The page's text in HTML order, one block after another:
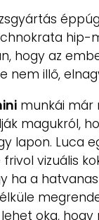
hip-
hogy az
nem illő,
munkái már
magukról,
lapon. Luca
vizuális
ha a
lehet oka,